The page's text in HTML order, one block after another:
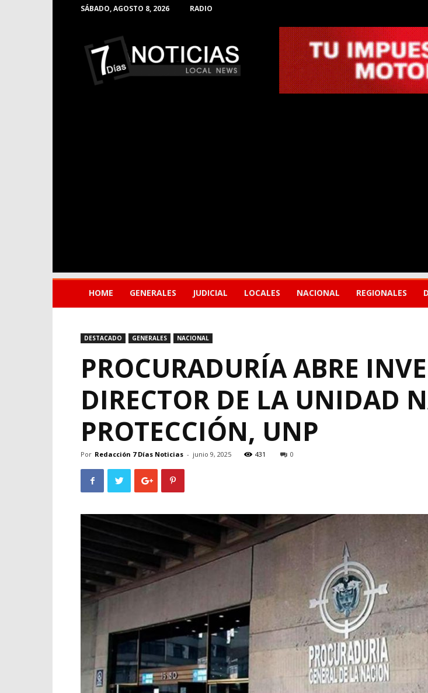
SÁBADO, AGOSTO 8, 2026 RADIO
Noticias
de
Barranquilla
HOME GENERALES JUDICIAL LOCALES NACIONAL REGIONALES
DESTACADO GENERALES NACIONAL
PROCURADURÍA ABRE
DIRECTOR DE LA UNIDAD
PROTECCIÓN, UNP
Por Redacción 7 Días Noticias - junio 9, 2025 431 0